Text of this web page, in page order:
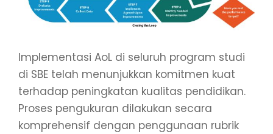
Implementasi AoL di seluruh program studi
di SBE telah menunjukkan komitmen kuat
terhadap peningkatan kualitas pendidikan.
Proses pengukuran dilakukan secara
komprehensif dengan penggunaan rubrik